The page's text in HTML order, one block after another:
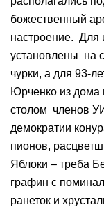
божественный
настроение. Для
установлены на
чурки, а для 93-
Юрченко из дома
столом членов
демократии
пионов,
Яблоки – треба
графин с
ранеток и